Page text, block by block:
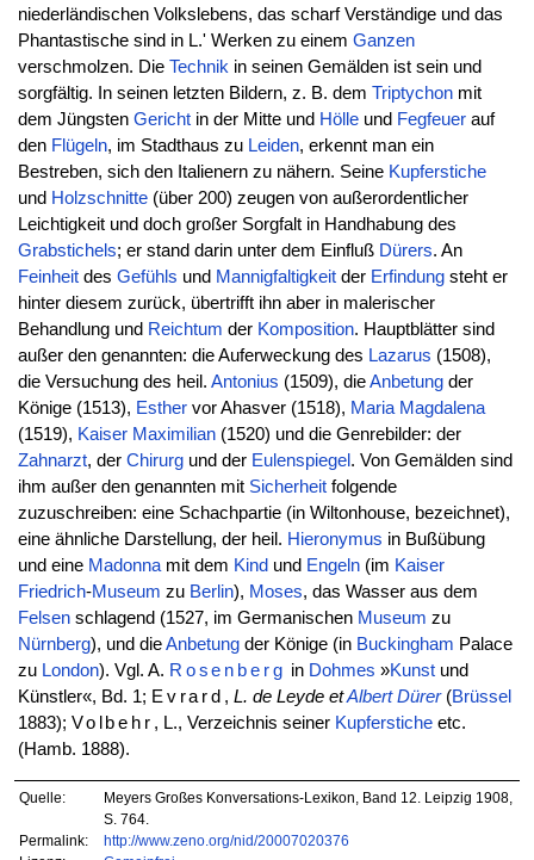
niederländischen Volkslebens, das scharf Verständige und das
Phantastische sind in L.' Werken zu einem Ganzen
verschmolzen. Die Technikin seinen Gemälden ist sein und
sorgfältig. In seinen letzten Bildern, z. B. dem Triptychonmit
dem Jüngsten Gerichtin der Mitte und Hölleund Fegfeuerauf
den Flügeln, im Stadthaus zu Leiden, erkennt man ein
Bestreben, sich den Italienern zu nähern. Seine Kupferstiche
und Holzschnitte(über 200) zeugen von außerordentlicher
Leichtigkeit und doch großer Sorgfalt in Handhabung des
Grabstichels; er stand darin unter dem Einfluß Dürers. An
Feinheitdes Gefühls und Mannigfaltigkeitder Erfindungsteht er
hinter diesem zurück, übertrifft ihn aber in malerischer
Behandlung und Reichtum der Komposition. Hauptblätter sind
außer den genannten: die Auferweckung des Lazarus (1508),
die Versuchung des heil. Antonius (1509), dieAnbetungder
Könige (1513), Esthervor Ahasver (1518), Maria Magdalena
(1519), Kaiser Maximilian(1520) und die Genrebilder: der
Zahnarzt, der Chirurgund der Eulenspiegel . Von Gemälden sind
ihm außer den genannten mit Sicherheitfolgende
zuzuschreiben: eine Schachpartie (in Wiltonhouse, bezeichnet),
eine ähnliche Darstellung, der heil. Hieronymus in Bußübung
und eine Madonnamit dem Kind und Engeln(im Kaiser
Friedrich-Museum zu Berlin), Moses, das Wasser aus dem
Felsenschlagend (1527, im Germanischen Museum zu
Nürnberg), und dieAnbetungder Könige (in Buckingham Palace
zu London). Vgl. A. Rosenberg in Dohmes »Kunst und
Künstler«, Bd. 1; Evrard ,L. de Leyde etAlbert Dürer(Brüssel
1883); Volbehr , L., Verzeichnis seiner Kupferstiche etc.
(Hamb. 1888).
Quelle:
Meyers Großes Konversations-Lexikon, Band 12. Leipzig 1908,
S. 764.
Permalink:
http://www.zeno.org/nid/20007020376